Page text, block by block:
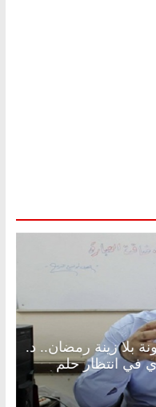
بلا زينة رمضان.. د.
في انتظار حلم